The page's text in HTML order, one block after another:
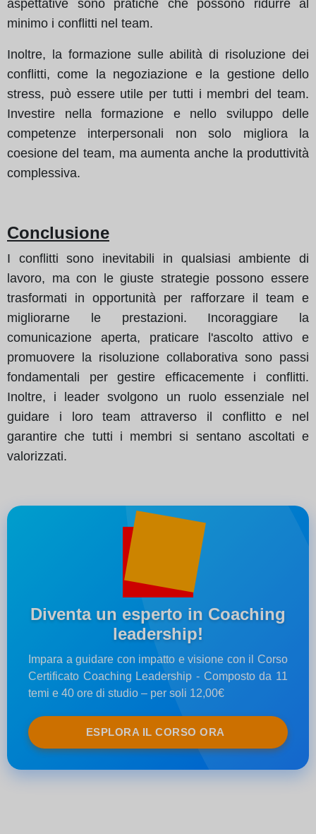
aspettative sono pratiche che possono ridurre al
minimo i conflitti nel team.
Inoltre, la formazione sulle abilità di risoluzione dei
conflitti, come la negoziazione e la gestione dello
stress, può essere utile per tutti i membri del team.
Investire nella formazione e nello sviluppo delle
competenze interpersonali non solo migliora la
coesione del team, ma aumenta anche la produttività
complessiva.
Conclusione
I conflitti sono inevitabili in qualsiasi ambiente di
lavoro, ma con le giuste strategie possono essere
trasformati in opportunità per rafforzare il team e
migliorarne le prestazioni. Incoraggiare la
comunicazione aperta, praticare l'ascolto attivo e
promuovere la risoluzione collaborativa sono passi
fondamentali per gestire efficacemente i conflitti.
Inoltre, i leader svolgono un ruolo essenziale nel
guidare i loro team attraverso il conflitto e nel
garantire che tutti i membri si sentano ascoltati e
valorizzati.
Diventa un esperto in Coaching
leadership!
Impara a guidare con impatto e visione con il Corso
Certificato Coaching Leadership - Composto da 11
temi e 40 ore di studio – per soli 12,00€
ESPLORA IL CORSO ORA